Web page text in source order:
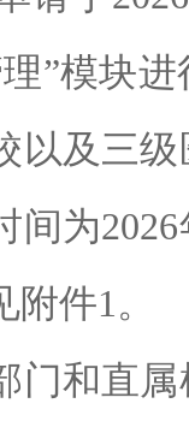
”模块
以及三
为2026
件1。
和直属